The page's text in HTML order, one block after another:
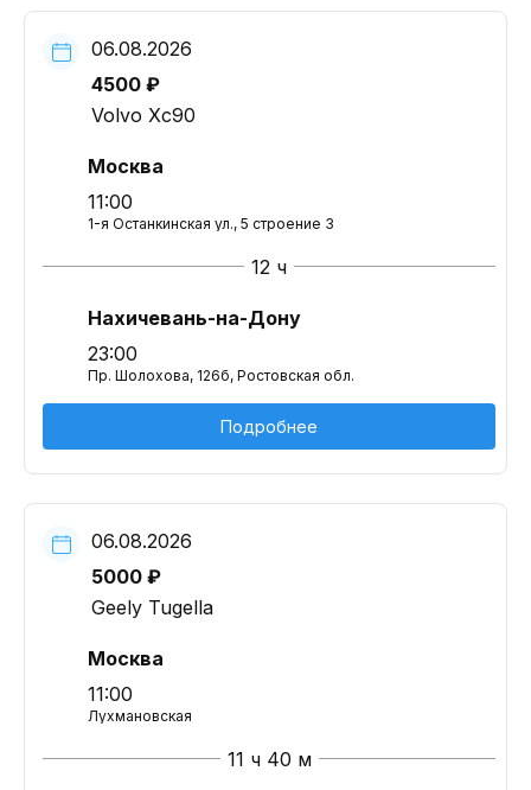
06.08.2026
4500 ₽
Volvo Xc90
Москва
11:00
1-я Останкинская ул., 5 строение 3
12 ч
Нахичевань-на-Дону
23:00
Пр. Шолохова, 126б, Ростовская обл.
Подробнее
06.08.2026
5000 ₽
Geely Tugella
Москва
11:00
Лухмановская
11 ч 40 м